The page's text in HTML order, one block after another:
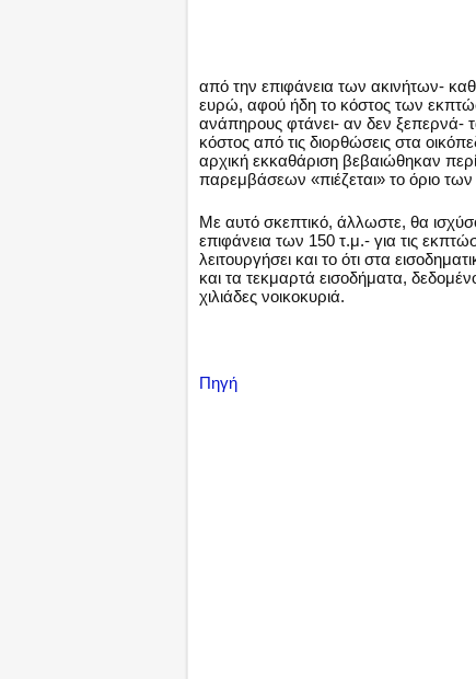
από την επιφάνεια των ακινήτων-
ευρώ, αφού ήδη το κόστος των
ανάπηρους φτάνει- αν δεν ξεπερνά-
κόστος από τις διορθώσεις στα
αρχική εκκαθάριση βεβαιώθηκαν
παρεμβάσεων «πιέζεται» το όριο
Με αυτό σκεπτικό, άλλωστε, θα
επιφάνεια των 150 τ.μ.- για τις
λειτουργήσει και το ότι στα
και τα τεκμαρτά εισοδήματα,
χιλιάδες νοικοκυριά.
Πηγή